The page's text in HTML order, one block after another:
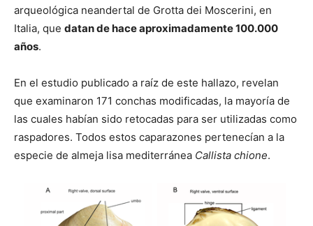
arqueológica neandertal de Grotta dei Moscerini, en
Italia, que datan de hace aproximadamente 100.000
años.
En el estudio publicado a raíz de este hallazo, revelan
que examinaron 171 conchas modificadas, la mayoría de
las cuales habían sido retocadas para ser utilizadas como
raspadores. Todos estos caparazones pertenecían a la
especie de almeja lisa mediterránea Callista chione.